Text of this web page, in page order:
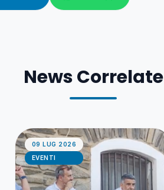
News Correlate
09 LUG 2026
EVENTI